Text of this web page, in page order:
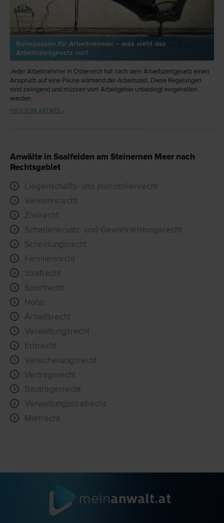
Ruhepausen für Arbeitnehmer – was sieht das
Arbeitszeitgesetz vor?
Jeder Arbeitnehmer in Österreich hat nach dem Arbeitszeitgesetz einen
Anspruch auf eine Pause während der Arbeitszeit. Diese Regelungen
sind zwingend und müssen vom Arbeitgeber unbedingt eingehalten
werden.
HIER ZUM ARTIKEL ›
Anwälte in Saalfelden am Steinernen Meer nach
Rechtsgebiet
Liegenschafts- und Immobilienrecht
Verkehrsrecht
Zivilrecht
Schadenersatz- und Gewährleistungsrecht
Scheidungsrecht
Familienrecht
Strafrecht
Sportrecht
Notar
Arbeitsrecht
Verwaltungsrecht
Erbrecht
Versicherungsrecht
Vertragsrecht
Bauträgerrecht
Verwaltungsstrafrecht
Mietrecht